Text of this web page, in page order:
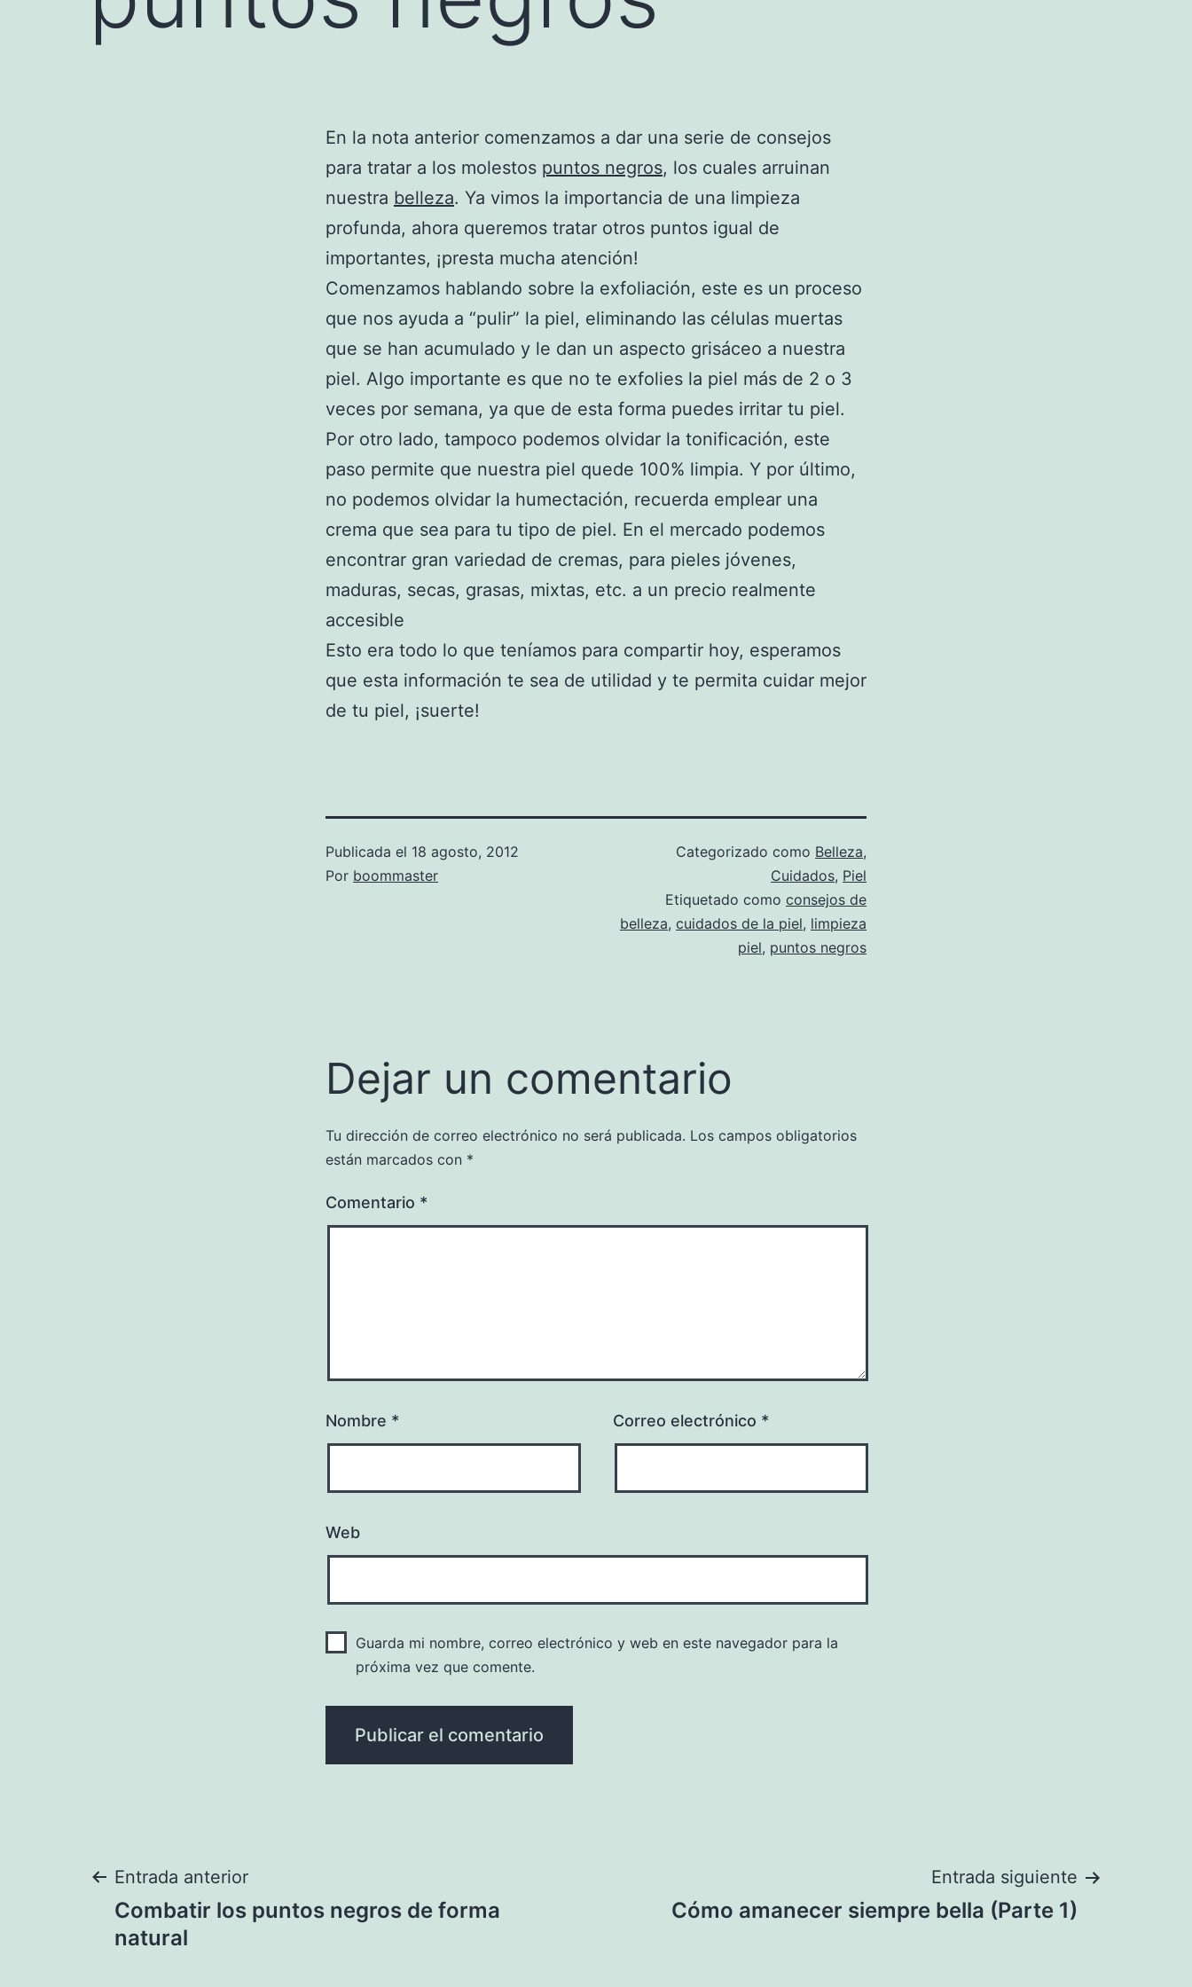
En la nota anterior comenzamos a dar una serie de consejos
para tratar a los molestos puntos negros, los cuales arruinan
nuestra belleza. Ya vimos la importancia de una limpieza
profunda, ahora queremos tratar otros puntos igual de
importantes, ¡presta mucha atención!
Comenzamos hablando sobre la exfoliación, este es un proceso
que nos ayuda a “pulir” la piel, eliminando las células muertas
que se han acumulado y le dan un aspecto grisáceo a nuestra
piel. Algo importante es que no te exfolies la piel más de 2 o 3
veces por semana, ya que de esta forma puedes irritar tu piel.
Por otro lado, tampoco podemos olvidar la tonificación, este
paso permite que nuestra piel quede 100% limpia. Y por último,
no podemos olvidar la humectación, recuerda emplear una
crema que sea para tu tipo de piel. En el mercado podemos
encontrar gran variedad de cremas, para pieles jóvenes,
maduras, secas, grasas, mixtas, etc. a un precio realmente
accesible
Esto era todo lo que teníamos para compartir hoy, esperamos
que esta información te sea de utilidad y te permita cuidar mejor
de tu piel, ¡suerte!
Publicada el 18 agosto, 2012
Por boommaster
Categorizado como Belleza,
Cuidados, Piel
Etiquetado como consejos de
belleza, cuidados de la piel, limpieza
piel, puntos negros
Dejar un comentario
Tu dirección de correo electrónico no será publicada. Los campos obligatorios
están marcados con *
Comentario *
Nombre * Correo electrónico *
Web
Guarda mi nombre, correo electrónico y web en este navegador para la
próxima vez que comente.
Navegación
de
Entrada anterior
Combatir los puntos negros de forma
natural
Entrada siguiente
Cómo amanecer siempre bella (Parte 1)